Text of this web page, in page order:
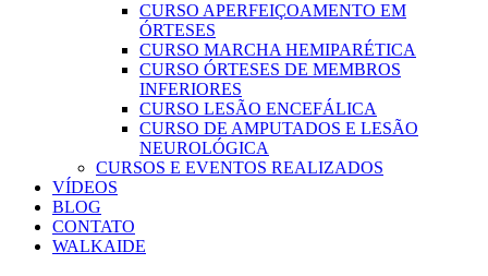
CURSO APERFEIÇOAMENTO EM
ÓRTESES
CURSO MARCHA HEMIPARÉTICA
CURSO ÓRTESES DE MEMBROS
INFERIORES
CURSO LESÃO ENCEFÁLICA
CURSO DE AMPUTADOS E LESÃO
NEUROLÓGICA
CURSOS E EVENTOS REALIZADOS
VÍDEOS
BLOG
CONTATO
WALKAIDE